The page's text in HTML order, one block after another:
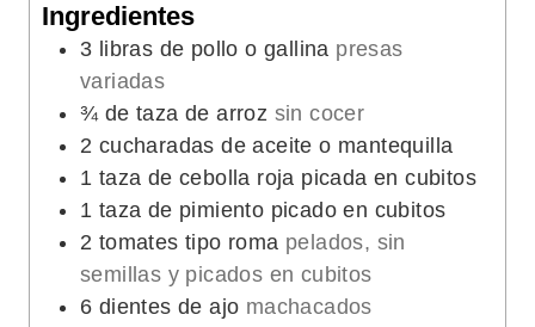
s
Ingredientes
3 libras de pollo o gallina presas
variadas
¾ de taza de arroz sin cocer
2 cucharadas de aceite o mantequilla
1 taza de cebolla roja picada en cubitos
1 taza de pimiento picado en cubitos
2 tomates tipo roma pelados, sin
semillas y picados en cubitos
6 dientes de ajo machacados